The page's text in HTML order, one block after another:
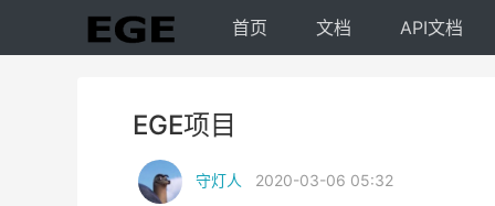
首页 文档 API文档
EGE项目
守灯人 2020-03-06 05:32